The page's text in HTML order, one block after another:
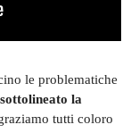
le problematiche
la
tutti coloro